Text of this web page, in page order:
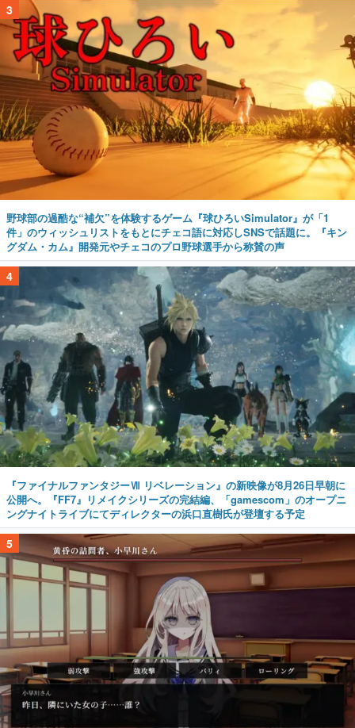
3
野球部の過酷な“補欠”を体験するゲーム『球ひろいSimulator』が「1
件」のウィッシュリストをもとにチェコ語に対応しSNSで話題に。『キン
グダム・カム』開発元やチェコのプロ野球選手から称賛の声
4
『ファイナルファンタジーⅦ リベレーション』の新映像が8月26日早朝に
公開へ。『FF7』リメイクシリーズの完結編、「gamescom」のオープニ
ングナイトライブにてディレクターの浜口直樹氏が登壇する予定
5